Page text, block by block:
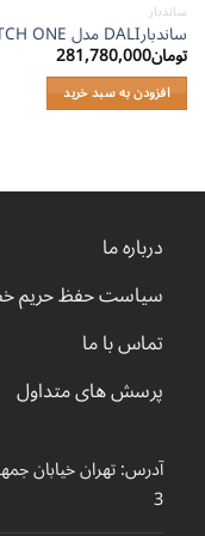
ساندبار
ساندبارDALI مدل KATCH ONE
تومان281,780,000
افزودن به سبد خرید
درباره ما
سیاست حفظ حریم
تماس با ما
پرسش های متداول
آدرس: تهران خیابان
3